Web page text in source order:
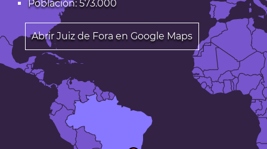
Población: 573.000
Abrir Juiz de Fora en Google Maps